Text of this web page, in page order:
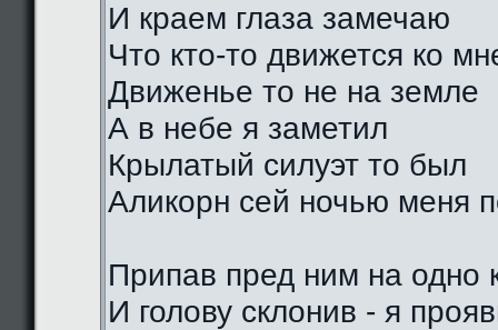
И краем глаза замечаю
Что кто-то движется ко
Движенье то не на земле
А в небе я заметил
Крылатый силуэт то был
Аликорн сей ночью меня
Припав пред ним на одно
И голову склонив - я